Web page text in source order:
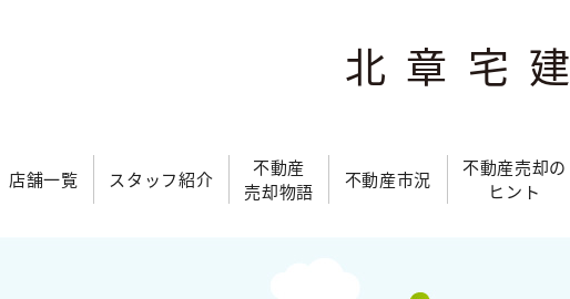
北章宅建
店舗一覧 スタッフ紹介
不動産
売却物語
不動産市況
不動産売却の
ヒント